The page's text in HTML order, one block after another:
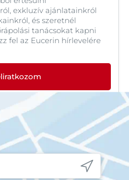
exkluzív ajánlatainkról
és szeretnél
tanácsokat kapni
fel az Eucerin hírlevelére